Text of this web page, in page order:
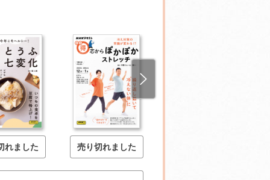
れました 売り切れました